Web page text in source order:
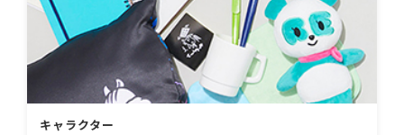
キャラクター